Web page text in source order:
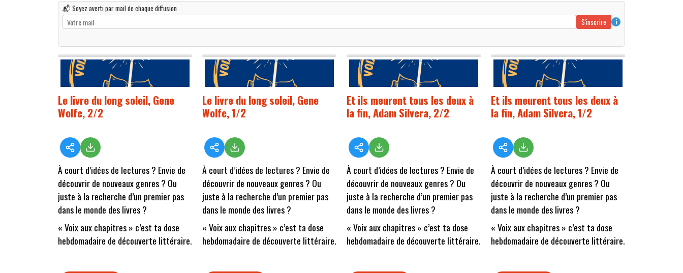
📬 Soyez averti par mail de chaque diffusion
S'inscrire
i
Le livre du long soleil, Gene
Wolfe, 2/2
À court d’idées de lectures ? Envie de
découvrir de nouveaux genres ? Ou
juste à la recherche d’un premier pas
dans le monde des livres ?
« Voix aux chapitres » c’est ta dose
hebdomadaire de découverte littéraire.
Le livre du long soleil, Gene
Wolfe, 1/2
À court d’idées de lectures ? Envie de
découvrir de nouveaux genres ? Ou
juste à la recherche d’un premier pas
dans le monde des livres ?
« Voix aux chapitres » c’est ta dose
hebdomadaire de découverte littéraire.
Et ils meurent tous les deux à
la fin, Adam Silvera, 2/2
À court d’idées de lectures ? Envie de
découvrir de nouveaux genres ? Ou
juste à la recherche d’un premier pas
dans le monde des livres ?
« Voix aux chapitres » c’est ta dose
hebdomadaire de découverte littéraire.
Et ils meurent tous les deux à
la fin, Adam Silvera, 1/2
À court d’idées de lectures ? Envie de
découvrir de nouveaux genres ? Ou
juste à la recherche d’un premier pas
dans le monde des livres ?
« Voix aux chapitres » c’est ta dose
hebdomadaire de découverte littéraire.